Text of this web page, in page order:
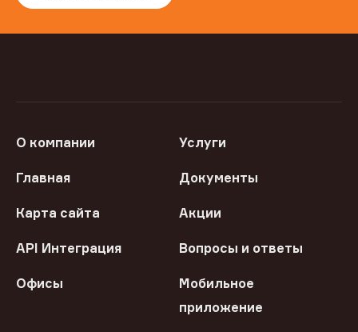
О компании Услуги
Главная Документы
Карта сайта Акции
API Интеграция Вопросы и ответы
Офисы
Мобильное
приложение